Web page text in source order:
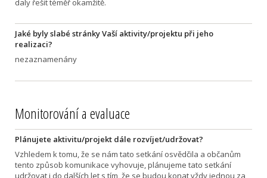
daly řešit téměř okamžitě.
Jaké byly slabé stránky Vaší aktivity/projektu při jeho
realizaci?
nezaznamenány
Monitorování a evaluace
Plánujete aktivitu/projekt dále rozvíjet/udržovat?
Vzhledem k tomu, že se nám tato setkání osvědčila a občanům
tento způsob komunikace vyhovuje, plánujeme tato setkání
udržovat i do dalších let s tím, že se budou konat vždy jednou za